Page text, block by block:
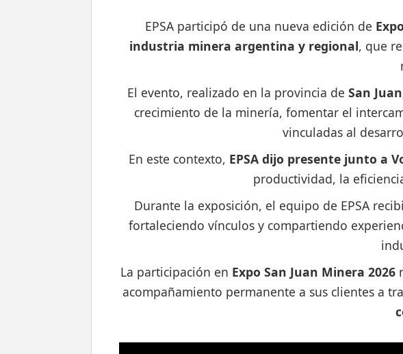
EPSA participó de una nueva edición de
industria minera argentina y regional, que
El evento, realizado en la provincia de San Juan
crecimiento de la minería, fomentar el
vinculadas al
En este contexto, EPSA dijo presente junto a
productividad, la
Durante la exposición, el equipo de EPSA
fortaleciendo vínculos y compartiendo
La participación en Expo San Juan Minera 2026
acompañamiento permanente a sus clientes a